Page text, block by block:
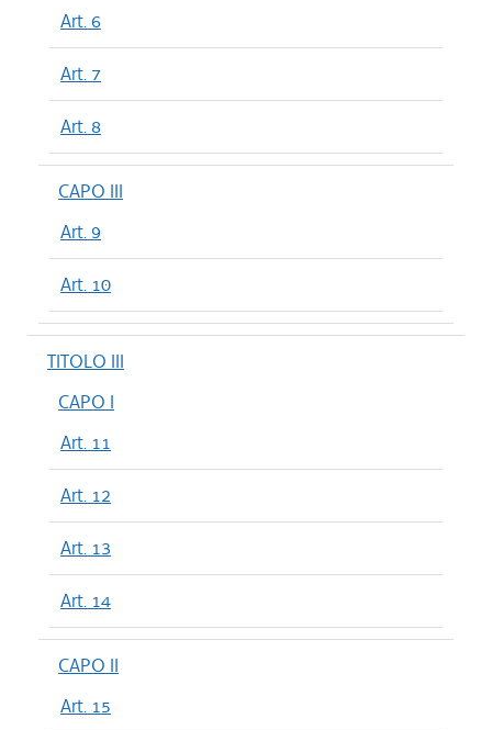
Art. 6
Art. 7
Art. 8
CAPO III
Art. 9
Art. 10
TITOLO III
CAPO I
Art. 11
Art. 12
Art. 13
Art. 14
CAPO II
Art. 15